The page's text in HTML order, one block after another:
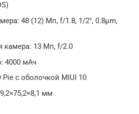
48 (12) Мп, f/1.8, 1/2″, 0.8µm,
камера: 13 Мп, f/2.0
4000 мАч
с оболочкой MIUI 10
мм